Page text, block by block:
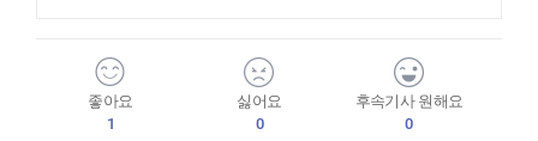
좋아요
1
싫어요
0
후속기사 원해요
0